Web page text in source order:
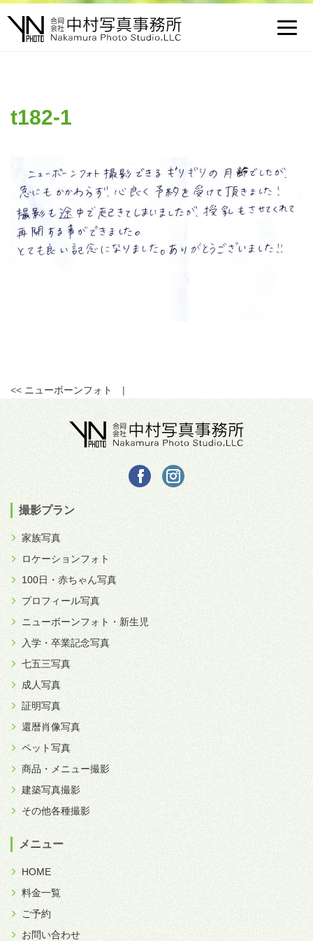
t182-1
<< ニューボーンフォト |
撮影プラン
家族写真
ロケーションフォト
100日・赤ちゃん写真
プロフィール写真
ニューボーンフォト・新生児
入学・卒業記念写真
七五三写真
成人写真
証明写真
還暦肖像写真
ペット写真
商品・メニュー撮影
建築写真撮影
その他各種撮影
メニュー
HOME
料金一覧
ご予約
お問い合わせ